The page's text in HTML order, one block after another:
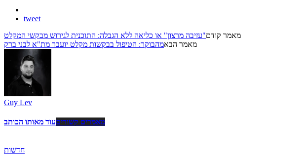
tweet
מאמר קודם"עזיבה מרצון" או כליאה ללא הגבלה: התוכנית לגירוש מבקשי המקלט
מאמר הבאמהבוקר: הטיפול בבקשות מקלט יועבר מת"א לבני ברק
Guy Lev
מאמרים קשוריםעוד מאותו הכותב
חדשות